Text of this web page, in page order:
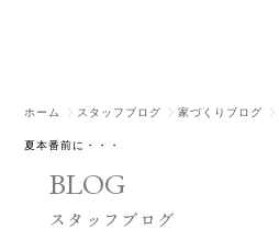
ホーム スタッフブログ 家づくりブログ
夏本番前に・・・
BLOG
スタッフブログ